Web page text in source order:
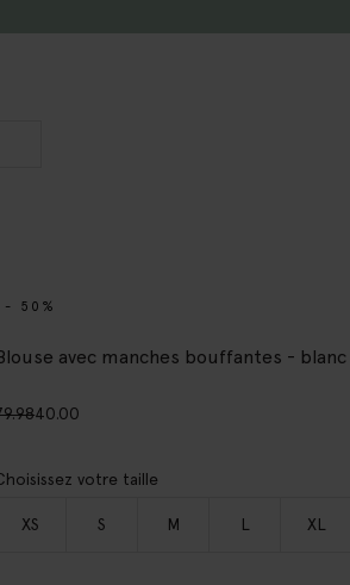
- 50%
avec manches bouffantes - blanc
40.00
votre taille
XS S M L XL